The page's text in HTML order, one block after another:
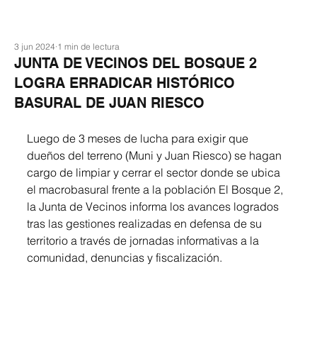
JUNTA DE VECINOS DEL BOSQUE 2
LOGRA ERRADICAR HISTÓRICO
BASURAL DE JUAN RIESCO
3 jun 2024 1 min de lectura
Luego de 3 meses de lucha para exigir que
dueños del terreno (Muni y Juan Riesco) se hagan
cargo de limpiar y cerrar el sector donde se ubica
el macrobasural frente a la población El Bosque 2,
la Junta de Vecinos informa los avances logrados
tras las gestiones realizadas en defensa de su
territorio a través de jornadas informativas a la
comunidad, denuncias y fiscalización.